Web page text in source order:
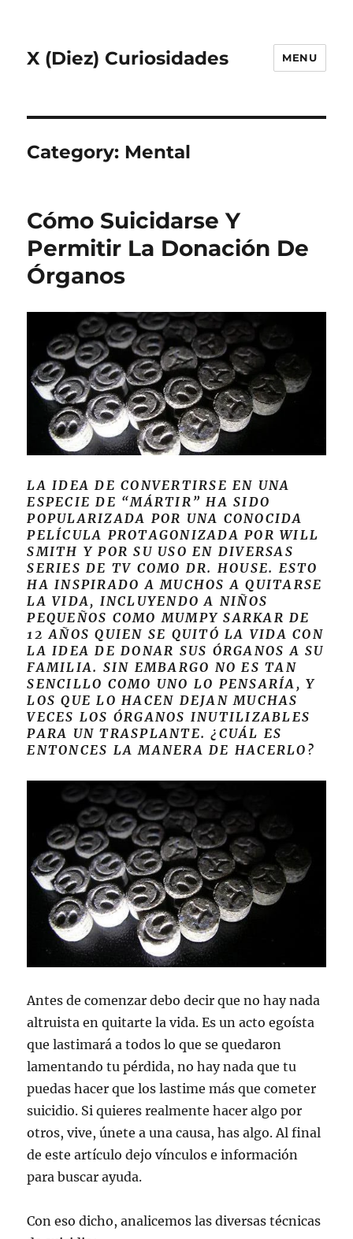
X (Diez) Curiosidades MENU
Category: Mental
Cómo Suicidarse Y
Permitir La Donación De
Órganos
LA IDEA DE CONVERTIRSE EN UNA
ESPECIE DE “MÁRTIR” HA SIDO
POPULARIZADA POR UNA CONOCIDA
PELÍCULA PROTAGONIZADA POR WILL
SMITH Y POR SU USO EN DIVERSAS
SERIES DE TV COMO DR. HOUSE. ESTO
HA INSPIRADO A MUCHOS A QUITARSE
LA VIDA, INCLUYENDO A NIÑOS
PEQUEÑOS COMO MUMPY SARKAR DE
12 AÑOS QUIEN SE QUITÓ LA VIDA CON
LA IDEA DE DONAR SUS ÓRGANOS A SU
FAMILIA. SIN EMBARGO NO ES TAN
SENCILLO COMO UNO LO PENSARÍA, Y
LOS QUE LO HACEN DEJAN MUCHAS
VECES LOS ÓRGANOS INUTILIZABLES
PARA UN TRASPLANTE. ¿CUÁL ES
ENTONCES LA MANERA DE HACERLO?
Antes de comenzar debo decir que no hay nada
altruista en quitarte la vida. Es un acto egoísta
que lastimará a todos lo que se quedaron
lamentando tu pérdida, no hay nada que tu
puedas hacer que los lastime más que cometer
suicidio. Si quieres realmente hacer algo por
otros, vive, únete a una causa, has algo. Al final
de este artículo dejo vínculos e información
para buscar ayuda.
Con eso dicho, analicemos las diversas técnicas